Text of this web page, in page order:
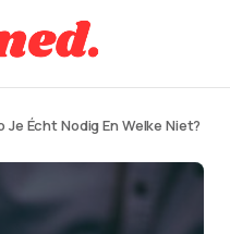
Écht Nodig En Welke Niet?